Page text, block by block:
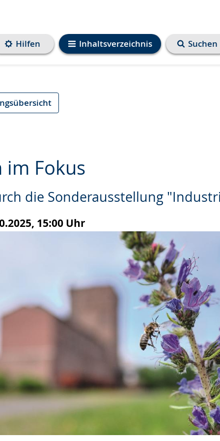
Inhaltsverzeichnis
Hilfen Suchen
im Fokus
die Sonderausstellung
15:00 Uhr